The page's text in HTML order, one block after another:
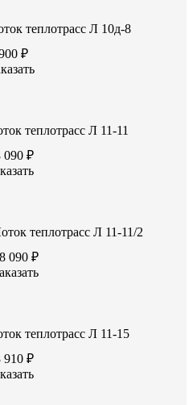
Заказать
110
теплотрасс Л 10д-8
₽
теплотрасс Л 11-11
090 ₽
теплотрасс Л 11-11/2
090 ₽
теплотрасс Л 11-15
910 ₽